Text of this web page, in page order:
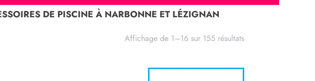
DE PISCINE À NARBONNE ET LÉZIGNAN
Affichage de 1–16 sur 155 résultats